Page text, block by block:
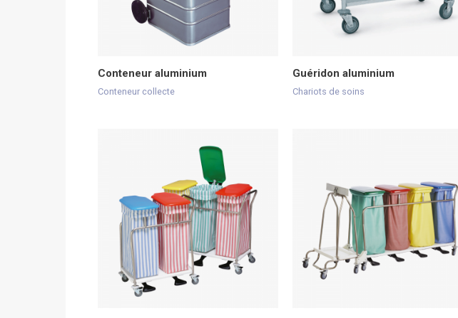
Conteneur aluminium
Conteneur collecte
Guéridon aluminium
Chariots de soins